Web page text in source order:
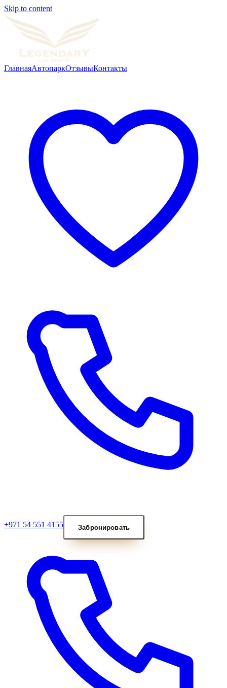
Skip to content
ГлавнаяАвтопаркОтзывыКонтакты
+971 54 551 4155 Забронировать